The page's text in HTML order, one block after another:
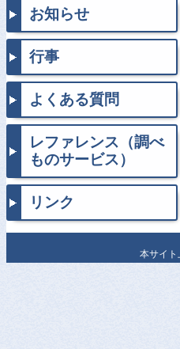
お知らせ
行事
よくある質問
レファレンス（調べ
ものサービス）
リンク
本サイト